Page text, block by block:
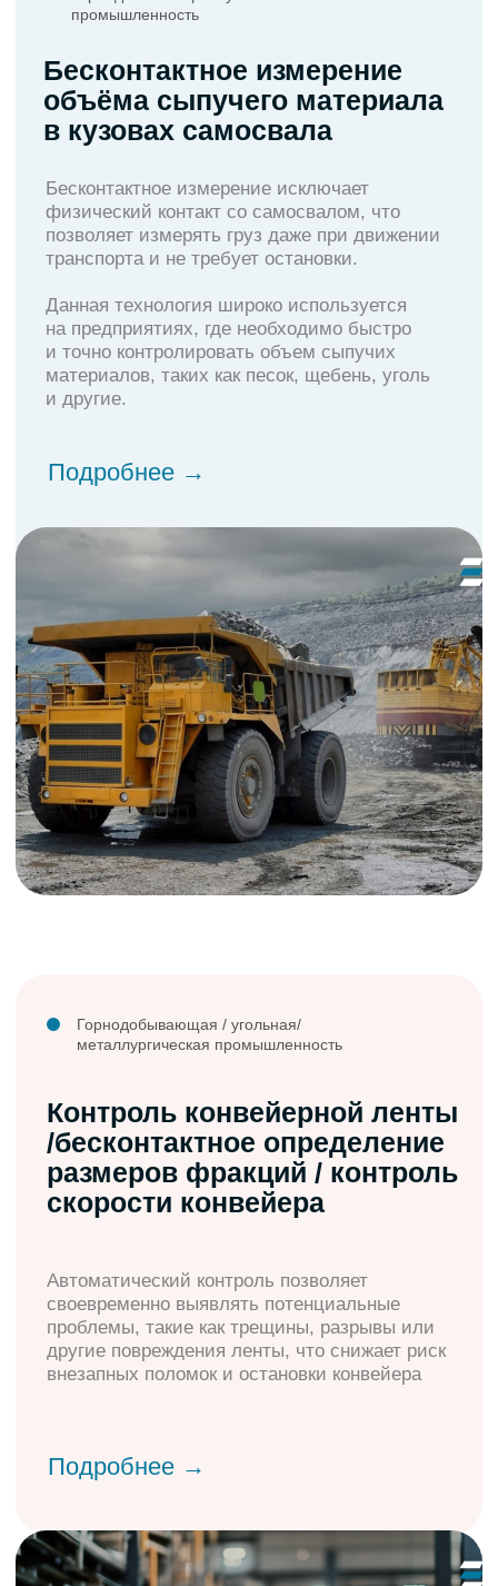
позволяет измерять груз даже при движении
Данная технология широко используется
на предприятиях, где необходимо быстро
и точно контролировать объем сыпучих
материалов, таких как песок, щебень, уголь
и другие.
Подробнее →
Контроль конвейерной ленты
/бесконтактное определение
размеров фракций / контроль
скорости конвейера
Автоматический контроль позволяет
своевременно выявлять потенциальные
проблемы, такие как трещины, разрывы или
другие повреждения ленты, что снижает риск
внезапных поломок и остановки конвейера
Комплексная автоматизация
автовесовых
автоматизации работы весовых пунктов,
включающий взвешивание транспортных
Горнодобывающая /угольная /
металлургическая промышленность
Подробнее →